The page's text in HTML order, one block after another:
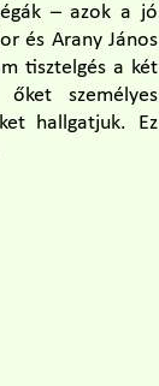
– azok a jó
és Arany János
tisztelgés a két
személyes
hallgatjuk. Ez